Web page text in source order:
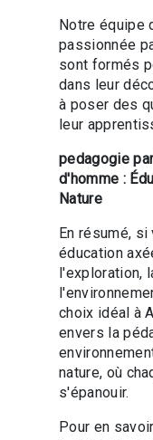
Notre équipe
passionnée
sont formés
dans leur
à poser des
leur
pedagogie
d'homme :
Nature
En résumé,
éducation
l'exploration,
choix idéal à
envers la
nature, où
s'épanouir.
Pour en